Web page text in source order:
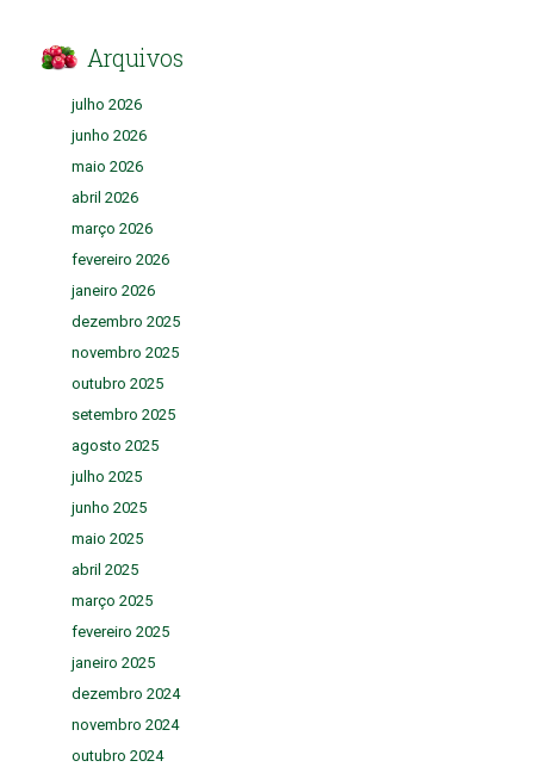
Arquivos
julho 2026
junho 2026
maio 2026
abril 2026
março 2026
fevereiro 2026
janeiro 2026
dezembro 2025
novembro 2025
outubro 2025
setembro 2025
agosto 2025
julho 2025
junho 2025
maio 2025
abril 2025
março 2025
fevereiro 2025
janeiro 2025
dezembro 2024
novembro 2024
outubro 2024